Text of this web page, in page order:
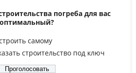
погреба для вас
оптимальный?
самому
строительство под ключ